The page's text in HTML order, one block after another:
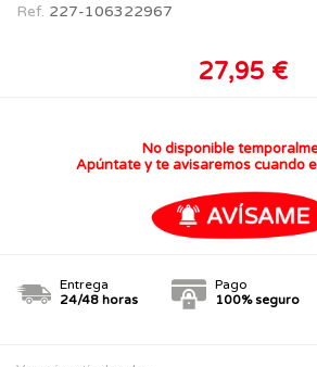
Ref. 227-106322967
27,95 €
No disponible
Apúntate y te avisaremos cuando
Entrega
24/48 horas
Pago
100% seguro